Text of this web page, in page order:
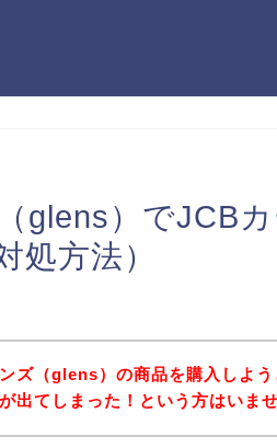
glens）でJCBカ
処方法）
ズ（glens）の商品を購入しよ
出てしまった！という方はいま